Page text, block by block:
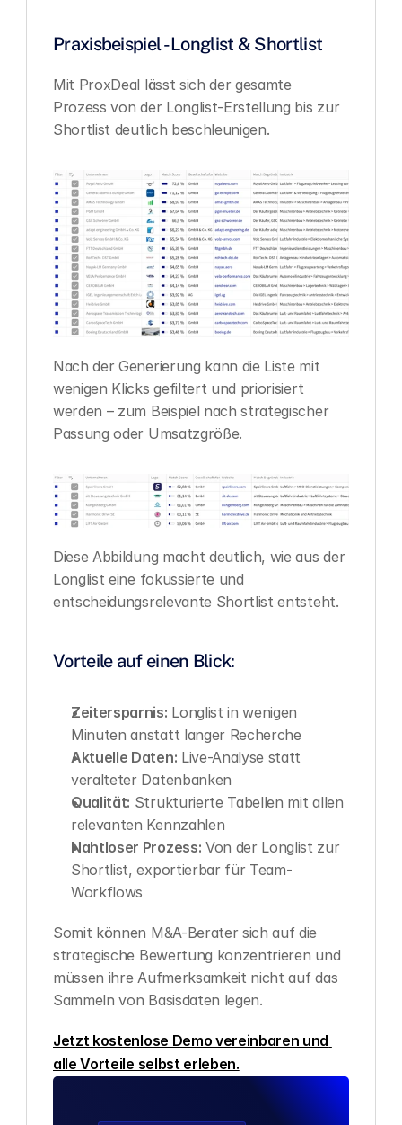
Praxisbeispiel - Longlist & Shortlist
Mit ProxDeal lässt sich der gesamte
Prozess von der Longlist-Erstellung bis zur
Shortlist deutlich beschleunigen.
Nach der Generierung kann die Liste mit
wenigen Klicks gefiltert und priorisiert
werden – zum Beispiel nach strategischer
Passung oder Umsatzgröße.
Diese Abbildung macht deutlich, wie aus der
Longlist eine fokussierte und
entscheidungsrelevante Shortlist entsteht.
Vorteile auf einen Blick:
Zeitersparnis: Longlist in wenigen
Minuten anstatt langer Recherche
Aktuelle Daten: Live-Analyse statt
veralteter Datenbanken
Qualität: Strukturierte Tabellen mit allen
relevanten Kennzahlen
Nahtloser Prozess: Von der Longlist zur
Shortlist, exportierbar für Team-
Workflows
Somit können M&A-Berater sich auf die
strategische Bewertung konzentrieren und
müssen ihre Aufmerksamkeit nicht auf das
Sammeln von Basisdaten legen.
Jetzt kostenlose Demo vereinbaren und
alle Vorteile selbst erleben.